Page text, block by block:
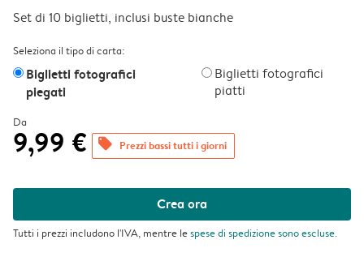
Set di 10 biglietti, inclusi buste bianche
Seleziona il tipo di carta:
Biglietti fotografici
piegati
Biglietti fotografici
piatti
Da
9,99 € offers Prezzi bassi tutti i giorni
Crea ora
Tutti i prezzi includono l'IVA, mentre lespese di spedizionesono escluse.